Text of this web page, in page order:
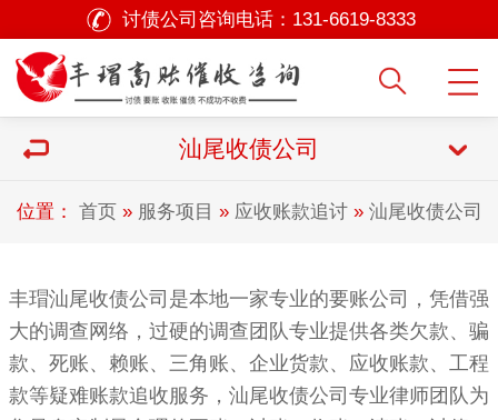
讨债公司咨询电话： 131-6619-8333
汕尾收债公司
位置： 首页» 服务项目 » 应收账款追讨» 汕尾收债公司
丰瑁汕尾收债公司是本地一家专业的要账公司，凭借强
大的调查网络，过硬的调查团队专业提供各类欠款、骗
款、死账、赖账、三角账、企业货款、应收账款、工程
款等疑难账款追收服务，汕尾收债公司专业律师团队为